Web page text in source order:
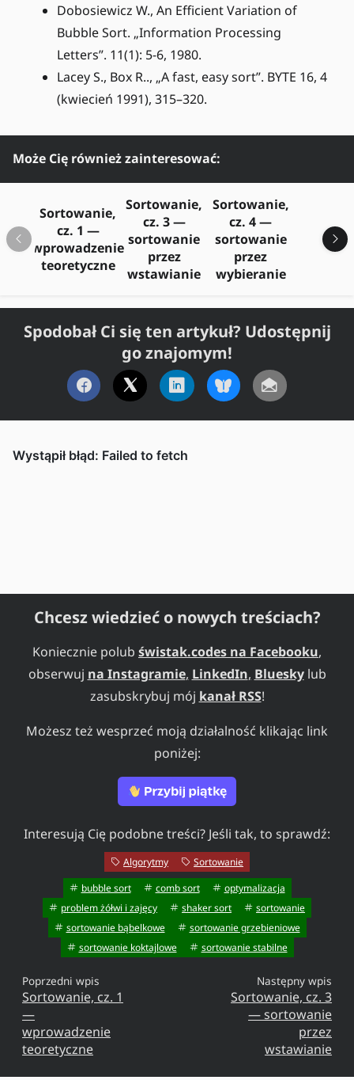
Dobosiewicz W., An Efficient Variation of
Bubble Sort. „Information Processing
Letters”. 11(1): 5-6, 1980.
Lacey S., Box R.., „A fast, easy sort”. BYTE 16, 4
(kwiecień 1991), 315–320.
Może Cię również zainteresować:
Sortowanie,
cz. 1 —
wprowadzenie
teoretyczne
Sortowanie,
cz. 3 —
sortowanie
przez
wstawianie
Sortowanie,
cz. 4 —
sortowanie
przez
wybieranie
cz.
i
Spodobał Ci się ten artykuł? Udostępnij
go znajomym!
Chcesz wiedzieć o nowych treściach?
Koniecznie polub świstak.codes na Facebooku,
obserwuj na Instagramie, LinkedIn, Bluesky lub
zasubskrybuj mój kanał RSS!
Możesz też wesprzeć moją działalność klikając link
poniżej:
Interesują Cię podobne treści? Jeśli tak, to sprawdź:
Algorytmy
Sortowanie
bubble sort
comb sort
optymalizacja
problem żółwi i zajęcy
shaker sort
sortowanie
sortowanie bąbelkowe
sortowanie grzebieniowe
sortowanie koktajlowe
sortowanie stabilne
Poprzedni wpis
Sortowanie, cz. 1
—
wprowadzenie
teoretyczne
Następny wpis
Sortowanie, cz. 3
— sortowanie
przez
wstawianie